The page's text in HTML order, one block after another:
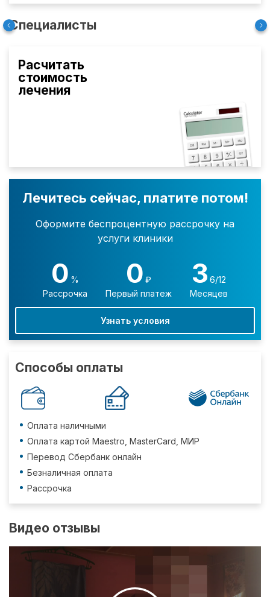
Специалисты
Расчитать
стоимость
лечения
Лечитесь сейчас, платите потом!
Оформите беспроцентную рассрочку на
услуги клиники
0 %
Рассрочка
0 ₽
Первый платеж
3 6/12
Месяцев
Узнать условия
Способы оплаты
Оплата наличными
Оплата картой Maestro, MasterCard, МИР
Перевод Сбербанк онлайн
Безналичная оплата
Рассрочка
Видео отзывы